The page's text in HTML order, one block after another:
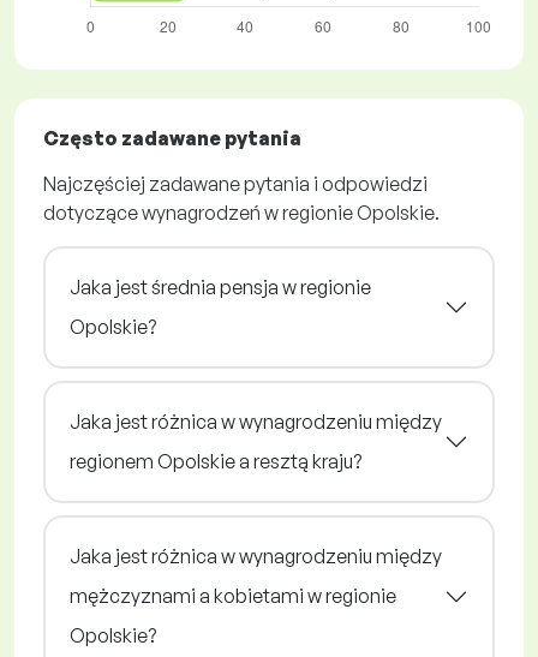
Często zadawane pytania
Najczęściej zadawane pytania i odpowiedzi
dotyczące wynagrodzeń w regionie Opolskie.
Jaka jest średnia pensja w regionie
Opolskie?
Jaka jest różnica w wynagrodzeniu między
regionem Opolskie a resztą kraju?
Jaka jest różnica w wynagrodzeniu między
mężczyznami a kobietami w regionie
Opolskie?